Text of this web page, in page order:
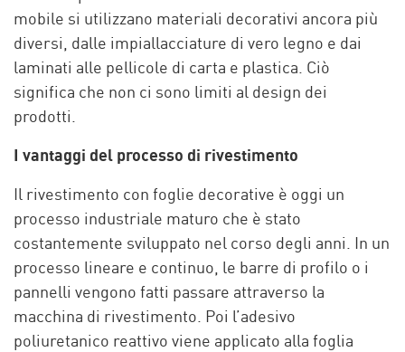
mobile si utilizzano materiali decorativi ancora più
diversi, dalle impiallacciature di vero legno e dai
laminati alle pellicole di carta e plastica. Ciò
significa che non ci sono limiti al design dei
prodotti.
I vantaggi del processo di rivestimento
Il rivestimento con foglie decorative è oggi un
processo industriale maturo che è stato
costantemente sviluppato nel corso degli anni. In un
processo lineare e continuo, le barre di profilo o i
pannelli vengono fatti passare attraverso la
macchina di rivestimento. Poi l’adesivo
poliuretanico reattivo viene applicato alla foglia